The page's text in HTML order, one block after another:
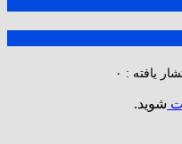
یافته : ۰
شوید.